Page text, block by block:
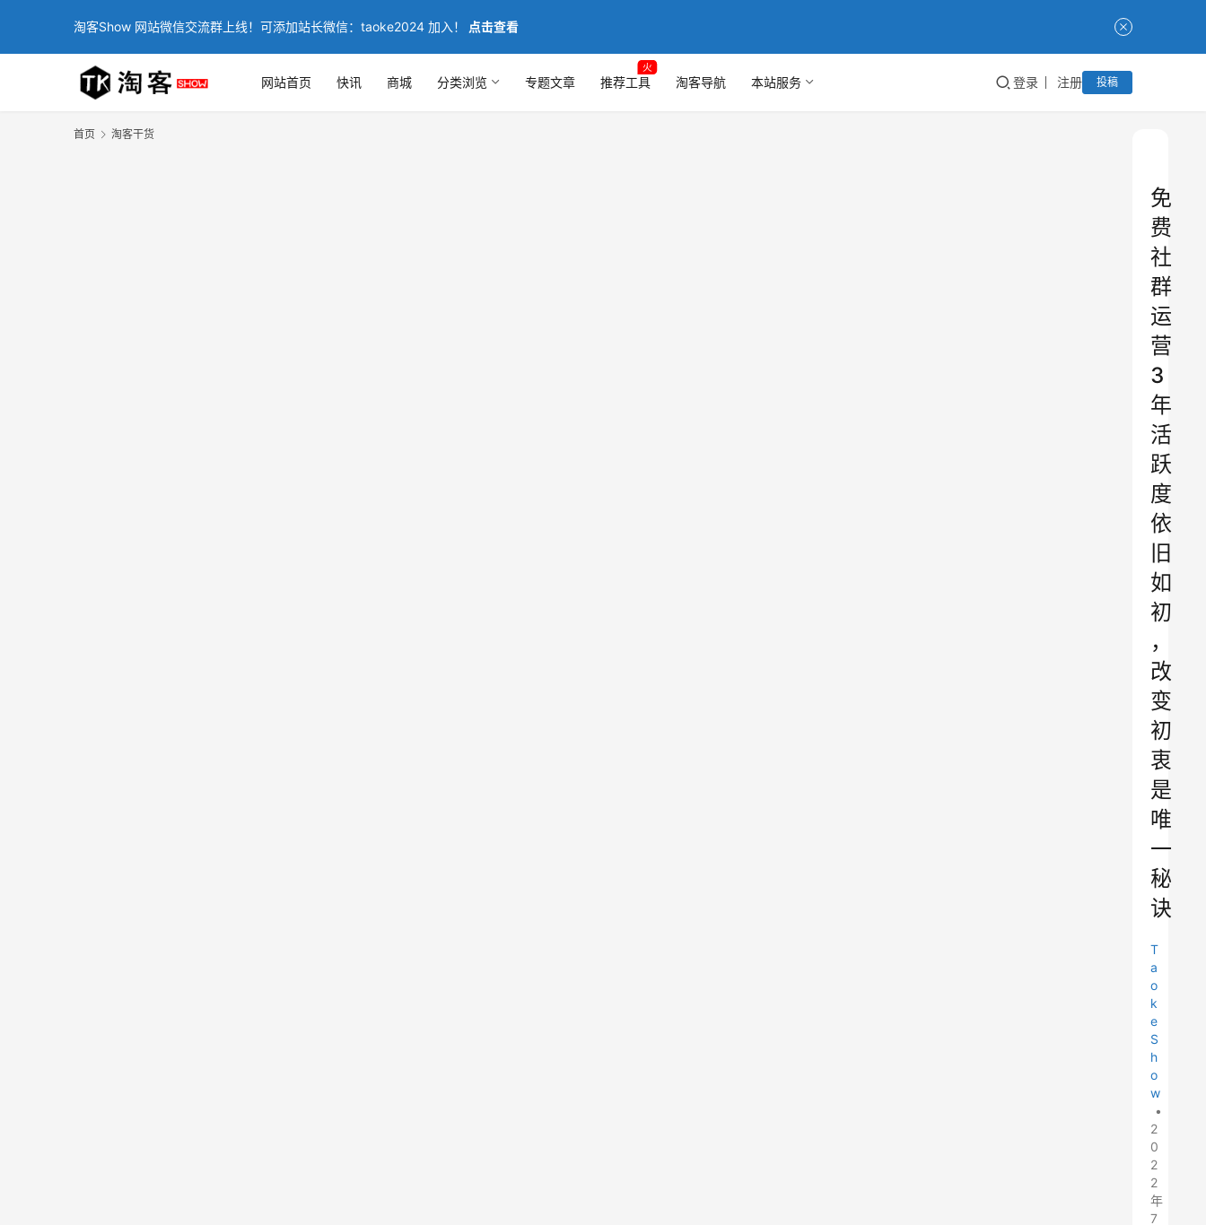
淘客Show 网站微信交流群上线！可添加站长微信：taoke2024 加入！ 点击查看
网站首页 快讯 商城 分类浏览 专题文章 推荐工具
火
淘客导航 本站服务 登录 注册 投稿
首页 淘客干货
免
费
社
群
运
营
3
年
活
跃
度
依
旧
如
初
，
改
变
初
衷
是
唯
一
秘
诀
T
a
o
k
e
S
h
o
w
•
2
0
2
2
年
7